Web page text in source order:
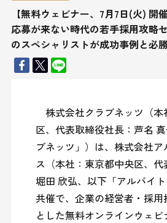
【無料ウェビナー、7月7日(火) 開
応募が来ない時代の若手採用攻略
のスペシャリストが成功事例と必
株式会社クラブネッツ（本
区、代表取締役社長：芦名
ブネッツ」）は、株式会社ア
ス（本社：東京都中央区、代
堀田 欣弘、以下「アルバイ
共催で、企業の経営者・採
とした無料オンラインウェビ